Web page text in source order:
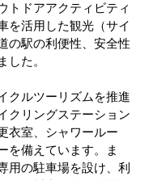
トドアアクティビティ
を活用した観光（サイ
の駅の利便性、安全性
した。
クルツーリズムを推進
クリングステーション
衣室、シャワールー
を備えています。ま
用の駐車場を設け、利